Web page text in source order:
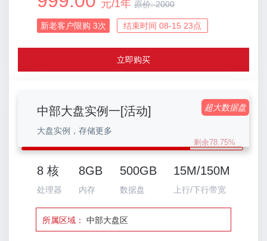
元/1年 原价:2000
新老客户限购 3次 结束时间 08-15 23点
立即购买
中部大盘实例一[活动]
大盘实例，存储更多
超大数据盘
剩余78.75%
8 核
处理器
8GB
内存
500GB
数据盘
15M/150M
上行/下行带宽
所属区域： 中部大盘区